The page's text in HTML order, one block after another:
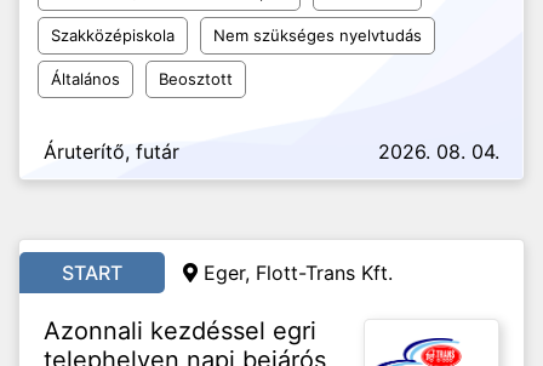
Szakközépiskola Nem szükséges nyelvtudás
Általános Beosztott
Áruterítő, futár 2026. 08. 04.
START Eger, Flott-Trans Kft.
Azonnali kezdéssel egri
telephelyen napi bejárós